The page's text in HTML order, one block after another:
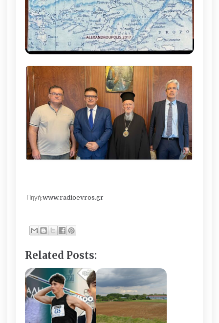
Πηγή:www.radioevros.gr
Related Posts: